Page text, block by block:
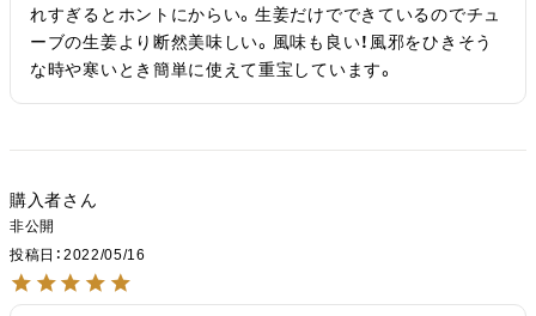
れすぎるとホントにからい。生姜だけでできているのでチュ
ーブの生姜より断然美味しい。風味も良い！風邪をひきそう
な時や寒いとき簡単に使えて重宝しています。
購入者
非公開
投稿日
2022/05/16